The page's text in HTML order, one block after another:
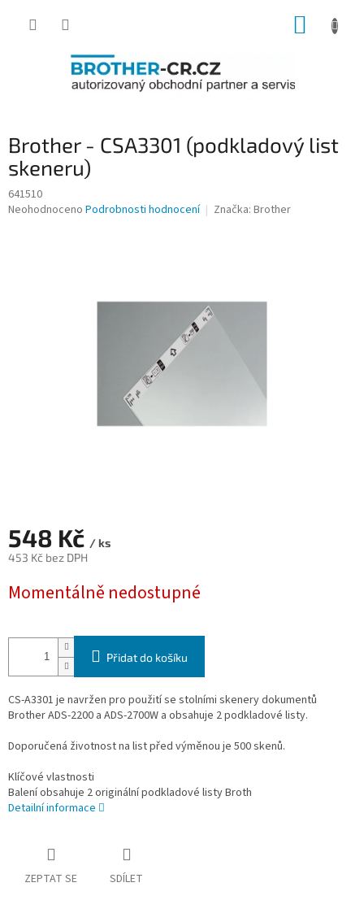
Brother - CSA3301 (podkladový list
skeneru)
641510
Průměrné
Neohodnoceno Podrobnosti hodnocení Značka: Brother
548 Kč / ks
453 Kč bez DPH
cena:
Momentálně nedostupné
Přidat do košíku
CS-A3301 je navržen pro použití se stolními skenery dokumentů
Brother ADS-2200 a ADS-2700W a obsahuje 2 podkladové listy.
Doporučená životnost na list před výměnou je 500 skenů.
Klíčové vlastnosti
Balení obsahuje 2 originální podkladové listy Broth
Detailní informace
ZEPTAT SE SDÍLET